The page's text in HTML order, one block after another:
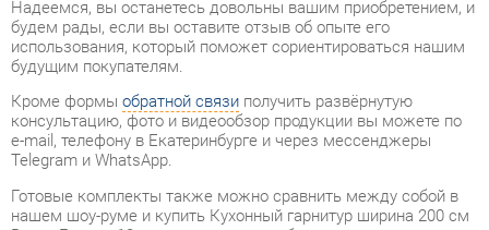
e-mail, телефону в Екатеринбурге и через мессенджеры
Telegram и WhatsApp.
Готовые комплекты также можно сравнить между собой в
нашем шоу-руме и купить Кухонный гарнитур ширина 200 см
Витра Бьянка 18, самостоятельно забрав его с нашего
центрального склада в г. Екатеринбург. Полный список
адресов и магазинов смотрите на страницеконтактов.
Стиль интерьера
Современный